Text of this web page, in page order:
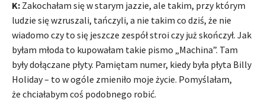
K: Zakochałam się w starym jazzie, ale takim, przy którym
ludzie się wzruszali, tańczyli, a nie takim co dziś, że nie
wiadomo czy to się jeszcze zespół stroi czy już skończył. Jak
byłam młoda to kupowałam takie pismo „Machina”. Tam
były dołączane płyty. Pamiętam numer, kiedy była płyta Billy
Holiday – to w ogóle zmieniło moje życie. Pomyślałam,
że chciałabym coś podobnego robić.